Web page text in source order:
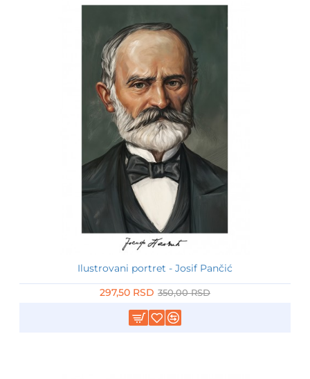
Ilustrovani portret - Josif Pančić
297,50 RSD 350,00 RSD